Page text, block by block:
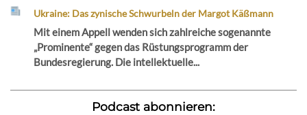
Ukraine: Das zynische Schwurbeln der Margot Käßmann
Mit einem Appell wenden sich zahlreiche sogenannte
„Prominente“ gegen das Rüstungsprogramm der
Bundesregierung. Die intellektuelle...
Podcast abonnieren: